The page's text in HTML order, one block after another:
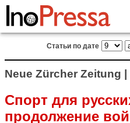
Статьи по дате
Neue Zürcher Zeitung |
Спорт для
продолжение